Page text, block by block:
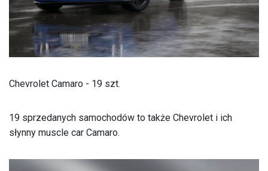
Chevrolet Camaro - 19 szt.
19 sprzedanych samochodów to także Chevrolet i ich
słynny muscle car Camaro.